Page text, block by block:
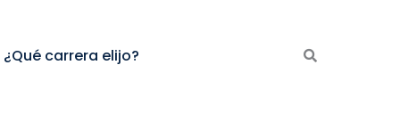
¿Qué carrera elijo?